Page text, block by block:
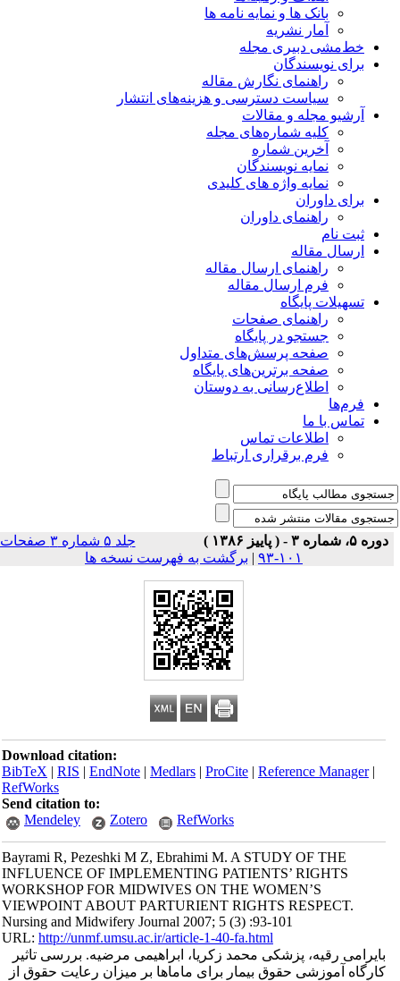
بانک ها و نمایه نامه ها
آمار نشریه
خط‌مشی دبیری مجله
برای نویسندگان
راهنمای نگارش مقاله
سیاست دسترسی و هزینه‌های انتشار
آرشیو مجله و مقالات
کلیه شماره‌های مجله
آخرین شماره
نمایه نویسندگان
نمایه واژه های کلیدی
برای داوران
راهنمای داوران
ثبت نام
ارسال مقاله
راهنمای ارسال مقاله
فرم ارسال مقاله
تسهیلات پایگاه
راهنمای صفحات
جستجو در پایگاه
صفحه پرسش‌های متداول
صفحه برترین‌های پایگاه
اطلاع‌رسانی به دوستان
فرم‌ها
تماس با ما
اطلاعات تماس
فرم برقراری ارتباط
دوره ۵، شماره ۳ - ( پاییز ۱۳۸۶ )
جلد ۵ شماره ۳ صفحات
۱۰۱-۹۳
|برگشت به فهرست نسخه ها
Download citation:
BibTeX|RIS|EndNote|Medlars|ProCite|Reference Manager
RefWorks
Send citation to:
Mendeley
Zotero RefWorks
Bayrami R, Pezeshki M Z, Ebrahimi M. A STUDY OF THE
INFLUENCE OF IMPLEMENTING PATIENTS’ RIGHTS
WORKSHOP FOR MIDWIVES ON THE WOMEN’S
VIEWPOINT ABOUT PARTURIENT RIGHTS RESPECT.
Nursing and Midwifery Journal 2007; 5 (3) :93-101
URL:http://unmf.umsu.ac.ir/article-1-40-fa.html
بایرامی رقیه، پزشکی محمد زکریا، ابراهیمی مرضیه. بررسی تاثیر
کارگاه آموزشی حقوق بیمار برای ماماها بر میزان رعایت حقوق از